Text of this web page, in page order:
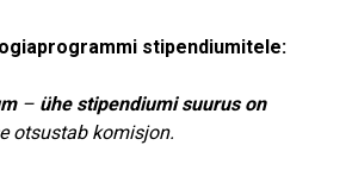
stipendiumitele:
– ühe stipendiumi suurus on
otsustab komisjon.